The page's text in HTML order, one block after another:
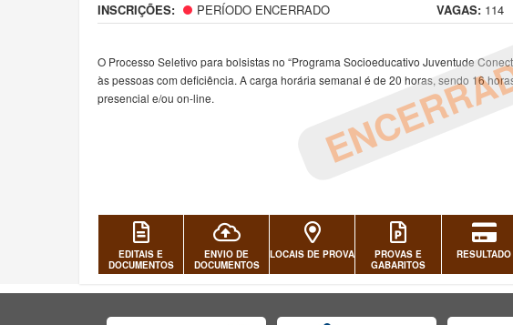
INSCRIÇÕES: PERÍODO ENCERRADO VAGAS:114
O Processo Seletivo para bolsistas no “Programa Socioeducativo Juventude
às pessoas com deficiência. A carga horária semanal é de 20 horas, sendo 16
presencial e/ou on-line.
EDITAIS E
DOCUMENTOS
ENVIO DE
DOCUMENTOS
LOCAIS DE PROVA
PROVAS E
GABARITOS
RESULTADO